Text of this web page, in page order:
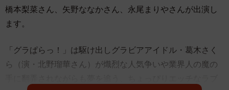
橋本梨菜さん、矢野ななかさん、永尾まりやさんが出演し
ます。
「グラぱらっ！」は駆け出しグラビアアイドル・葛木さく
ら（演・北野瑠華さん）が熾烈な人気争いや業界人の魔の